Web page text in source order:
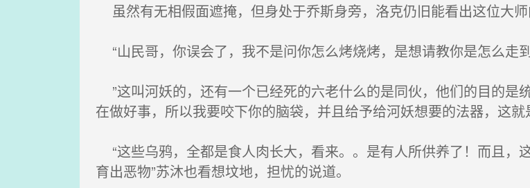
虽然有无相假面遮掩，但身处于乔斯身旁，洛克仍旧能看出这位大师
“山民哥，你误会了，我不是问你怎么烤烧烤，是想请教你是怎么走到
”这叫河妖的，还有一个已经死的六老什么的是同伙，他们的目的是
在做好事，所以我要咬下你的脑袋，并且给予给河妖想要的法器，这就
“这些乌鸦，全都是食人肉长大，看来。。是有人所供养了！而且，
育出恶物”苏沐也看想坟地，担忧的说道。